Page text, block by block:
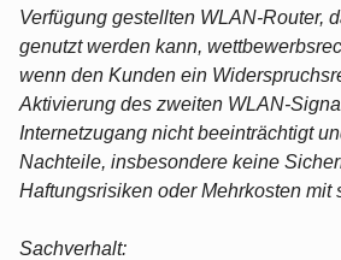
Verfügung gestellten WLAN-Router,
genutzt werden kann,
wenn den Kunden ein
Aktivierung des zweiten WLAN-
Internetzugang nicht beeinträchtigt
Nachteile, insbesondere keine
Haftungsrisiken oder Mehrkosten mit
Sachverhalt: